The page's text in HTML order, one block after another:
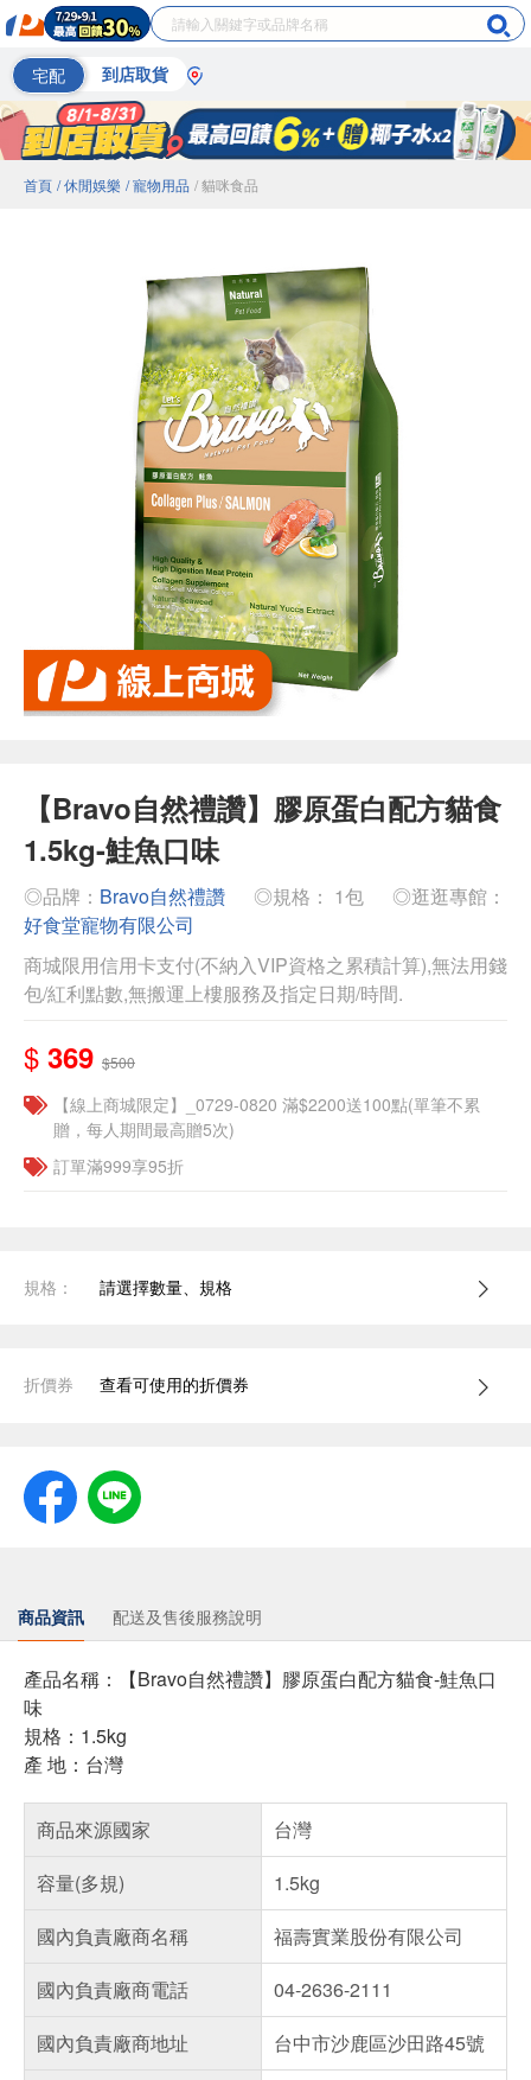
宅配 到店取貨
首頁 / 休閒娛樂 / 寵物用品 / 貓咪食品
【Bravo自然禮讚】膠原蛋白配方貓食
1.5kg-鮭魚口味
◎品牌： Bravo自然禮讚 ◎規格： 1包
◎逛逛專館：
好食堂寵物有限公司
商城限用信用卡支付(不納入VIP資格之累積計算),無法用錢
包/紅利點數,無搬運上樓服務及指定日期/時間.
$ 369 $500
【線上商城限定】_0729-0820 滿$2200送100點(單筆不累
贈，每人期間最高贈5次)
訂單滿999享95折
規格： 請選擇數量、規格
折價券 查看可使用的折價券
商品資訊 配送及售後服務說明
產品名稱：【Bravo自然禮讚】膠原蛋白配方貓食-鮭魚口
味
規格：1.5kg
產 地：台灣
商品來源國家
台灣
容量(多規)
1.5kg
國內負責廠商名稱
福壽實業股份有限公司
國內負責廠商電話
04-2636-2111
國內負責廠商地址
台中市沙鹿區沙田路45號